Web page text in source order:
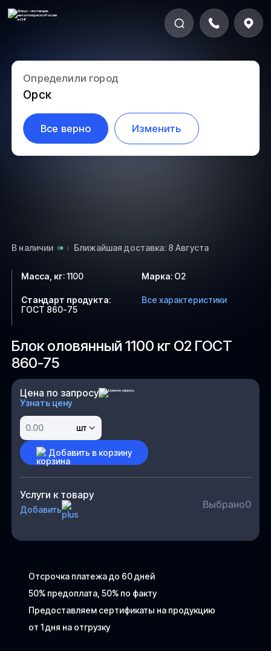
Определили город
Орск
Все верно Изменить
5.1-11
В наличии Ближайшая доставка: 8 Августа
Блок оловянный 1100 кг О2 ГОСТ
860-75
Отсрочка платежа до 60 дней
50% предоплата, 50% по факту
Предоставляем сертификаты на продукцию
от 1 дня на отгрузку
Цена по запросу
Узнать цену
шт
Добавить в корзину
Услуги к товару
Добавить Выбрано0
Масса, кг:1100 Марка: О2
Стандарт продукта:
ГОСТ 860-75
Все характеристики